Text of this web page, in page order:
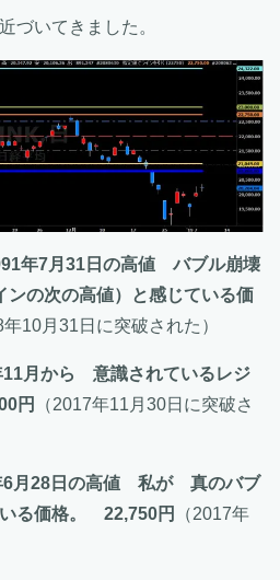
づいてきました。
年7月31日の高値 バブル崩壊
ンの次の高値）と感じている価
10月31日に突破された）
11月から 意識されているレジ
円
（2017年11月30日に突破さ
6月28日の高値 私が 真のバブ
る価格。 22,750円
（2017年